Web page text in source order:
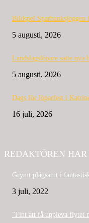
Bildspel
5 augusti, 2026
Landslagslöpare satte
5 augusti, 2026
Dags för löparfest i
16 juli, 2026
REDAKTÖREN HAR
Grymt plågsamt i
3 juli, 2022
”Fint att få uppleva flytet